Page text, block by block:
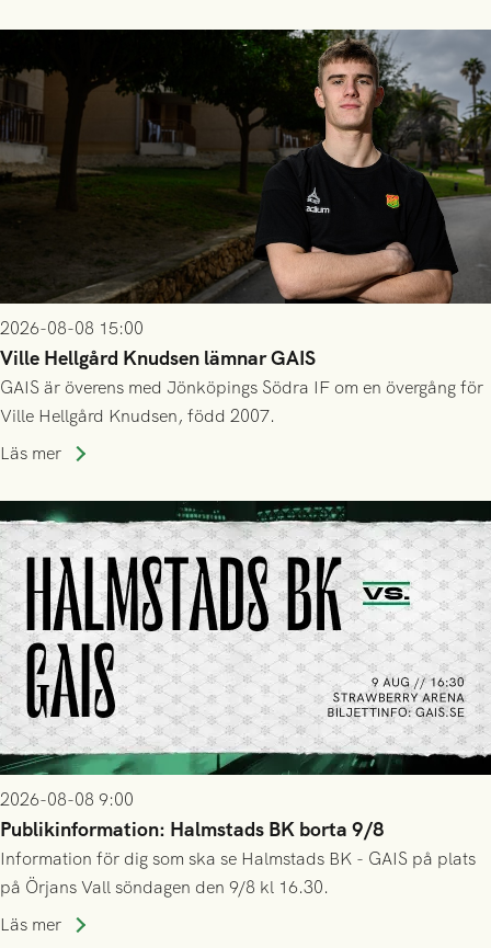
2026-08-08 15:00
Ville Hellgård Knudsen lämnar GAIS
GAIS är överens med Jönköpings Södra IF om en övergång för
Ville Hellgård Knudsen, född 2007.
Läs mer
2026-08-08 9:00
Publikinformation: Halmstads BK borta 9/8
Information för dig som ska se Halmstads BK - GAIS på plats
på Örjans Vall söndagen den 9/8 kl 16.30.
Läs mer